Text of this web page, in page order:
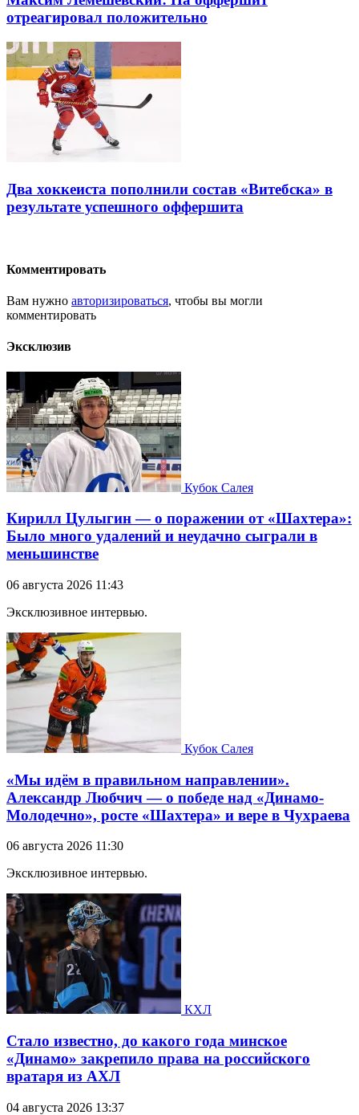
отреагировал положительно
Два хоккеиста пополнили состав «Витебска» в
результате успешного оффершита
Комментировать
Вам нужно авторизироваться, чтобы вы могли
комментировать
Эксклюзив
Кубок Салея
Кирилл Цулыгин — о поражении от «Шахтера»:
Было много удалений и неудачно сыграли в
меньшинстве
06 августа 2026 11:43
Эксклюзивное интервью.
Кубок Салея
«Мы идём в правильном направлении».
Александр Любчич — о победе над «Динамо-
Молодечно», росте «Шахтера» и вере в Чухраева
06 августа 2026 11:30
Эксклюзивное интервью.
КХЛ
Стало известно, до какого года минское
«Динамо» закрепило права на российского
вратаря из АХЛ
04 августа 2026 13:37